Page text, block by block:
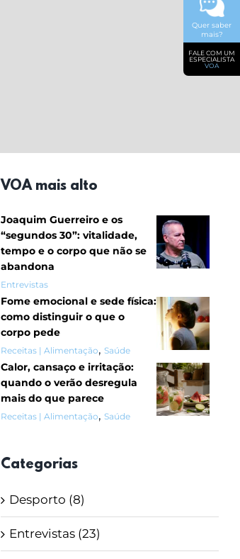
VOA mais alto
Joaquim Guerreiro e os
“segundos 30”: vitalidade,
tempo e o corpo que não se
abandona
Entrevistas
Fome emocional e sede física:
como distinguir o que o
corpo pede
Receitas | Alimentação, Saúde
Calor, cansaço e irritação:
quando o verão desregula
mais do que parece
Receitas | Alimentação, Saúde
Categorias
Desporto (8)
Entrevistas (23)
Quer saber
mais?
FALE COM UM
ESPECIALISTA
VOA